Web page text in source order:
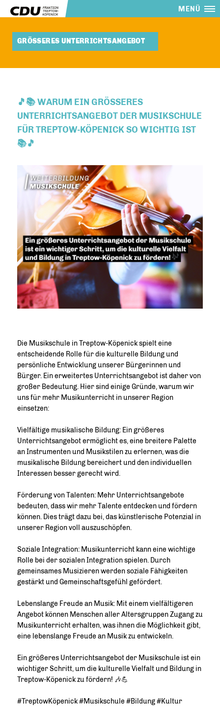
MENÜ
GRÖSSERES UNTERRICHTSANGEBOT
🎵📚 WARUM EIN GRÖSSERES U
NTERRICHTSANGEBOT DER MUSIKSCHULE F
ÜR TREPTOW-KÖPENICK SO WICHTIG IST 
🎵
Die Musikschule in Treptow-Köpenick spielt eine
entscheidende Rolle für die kulturelle Bildung und
persönliche Entwicklung unserer Bürgerinnen und
Bürger. Ein erweitertes Unterrichtsangebot ist daher von
großer Bedeutung. Hier sind einige Gründe, warum wir
uns für mehr Musikunterricht in unserer Region
einsetzen:
Vielfältige musikalische Bildung: Ein größeres
Unterrichtsangebot ermöglicht es, eine breitere Palette
an Instrumenten und Musikstilen zu erlernen, was die
musikalische Bildung bereichert und den individuellen
Interessen besser gerecht wird.
Förderung von Talenten: Mehr Unterrichtsangebote
bedeuten, dass wir mehr Talente entdecken und fördern
können. Dies trägt dazu bei, das künstlerische Potenzial in
unserer Region voll auszuschöpfen.
Soziale Integration: Musikunterricht kann eine wichtige
Rolle bei der sozialen Integration spielen. Durch
gemeinsames Musizieren werden soziale Fähigkeiten
gestärkt und Gemeinschaftsgefühl gefördert.
Lebenslange Freude an Musik: Mit einem vielfältigeren
Angebot können Menschen aller Altersgruppen Zugang zu
Musikunterricht erhalten, was ihnen die Möglichkeit gibt,
eine lebenslange Freude an Musik zu entwickeln.
Ein größeres Unterrichtsangebot der Musikschule ist ein
wichtiger Schritt, um die kulturelle Vielfalt und Bildung in
Treptow-Köpenick zu fördern! 🎶💪
#TreptowKöpenick #Musikschule #Bildung #Kultur